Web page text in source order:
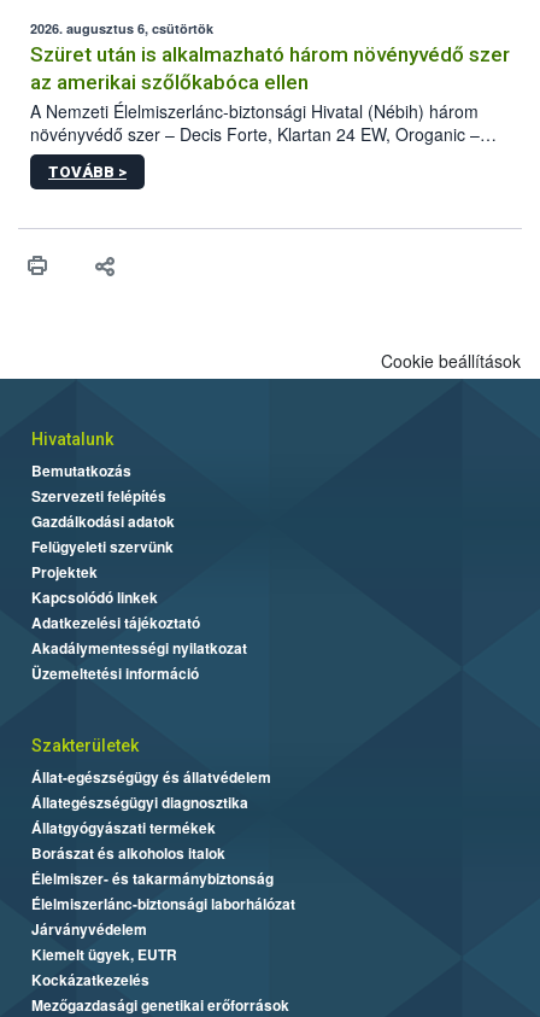
az intenzív felderítést, emellett az intézkedéseket a szlovák
hatósággal is összehangolják a terjedés megállítása érdekében.
2026. augusztus 6, csütörtök
Szüret után is alkalmazható három növényvédő szer
az amerikai szőlőkabóca ellen
A Nemzeti Élelmiszerlánc-biztonsági Hivatal (Nébih) három
növényvédő szer – Decis Forte, Klartan 24 EW, Oroganic –
engedélyokiratát módosította, így azok a szüretet követően,
egészen a vesszőérettség (BBCH 91) stádiumáig
érésű szőlőkben is legyen lehetőség a károsító elleni további
felhasználók számára is elérhető és ökológiai termesztésben is
TOVÁBB >
Cookie beállítások
Hivatalunk
Bemutatkozás
Szervezeti felépítés
Gazdálkodási adatok
Felügyeleti szervünk
Projektek
Kapcsolódó linkek
Adatkezelési tájékoztató
Akadálymentességi nyilatkozat
Üzemeltetési információ
Szakterületek
Állat-egészségügy és állatvédelem
Állategészségügyi diagnosztika
Állatgyógyászati termékek
Borászat és alkoholos italok
Élelmiszer- és takarmánybiztonság
Élelmiszerlánc-biztonsági laborhálózat
Járványvédelem
Kiemelt ügyek, EUTR
Kockázatkezelés
Mezőgazdasági genetikai erőforrások